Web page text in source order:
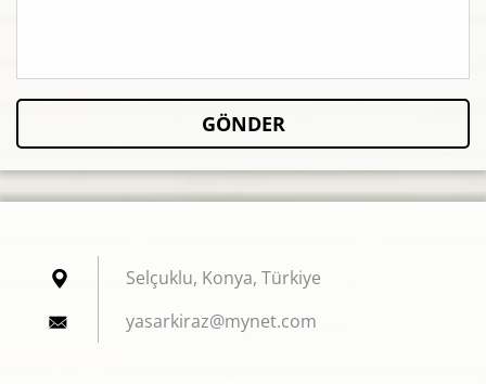
Selçuklu, Konya, Türkiye
yasarkiraz@mynet.com